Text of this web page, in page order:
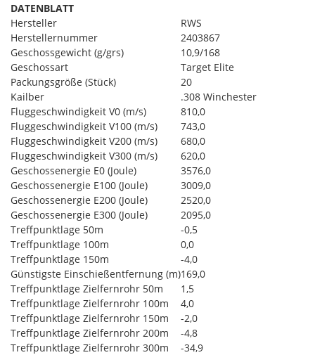
DATENBLATT
Hersteller
RWS
Herstellernummer
2403867
Geschossgewicht (g/grs)
10,9/168
Geschossart
Target Elite
Packungsgröße (Stück)
20
Kailber
.308 Winchester
Fluggeschwindigkeit V0 (m/s)
810,0
Fluggeschwindigkeit V100 (m/s)
743,0
Fluggeschwindigkeit V200 (m/s)
680,0
Fluggeschwindigkeit V300 (m/s)
620,0
Geschossenergie E0 (Joule)
3576,0
Geschossenergie E100 (Joule)
3009,0
Geschossenergie E200 (Joule)
2520,0
Geschossenergie E300 (Joule)
2095,0
Treffpunktlage 50m
-0,5
Treffpunktlage 100m
0,0
Treffpunktlage 150m
-4,0
Günstigste Einschießentfernung (m)169,0
Treffpunktlage Zielfernrohr 50m
1,5
Treffpunktlage Zielfernrohr 100m
4,0
Treffpunktlage Zielfernrohr 150m
-2,0
Treffpunktlage Zielfernrohr 200m
-4,8
Treffpunktlage Zielfernrohr 300m
-34,9